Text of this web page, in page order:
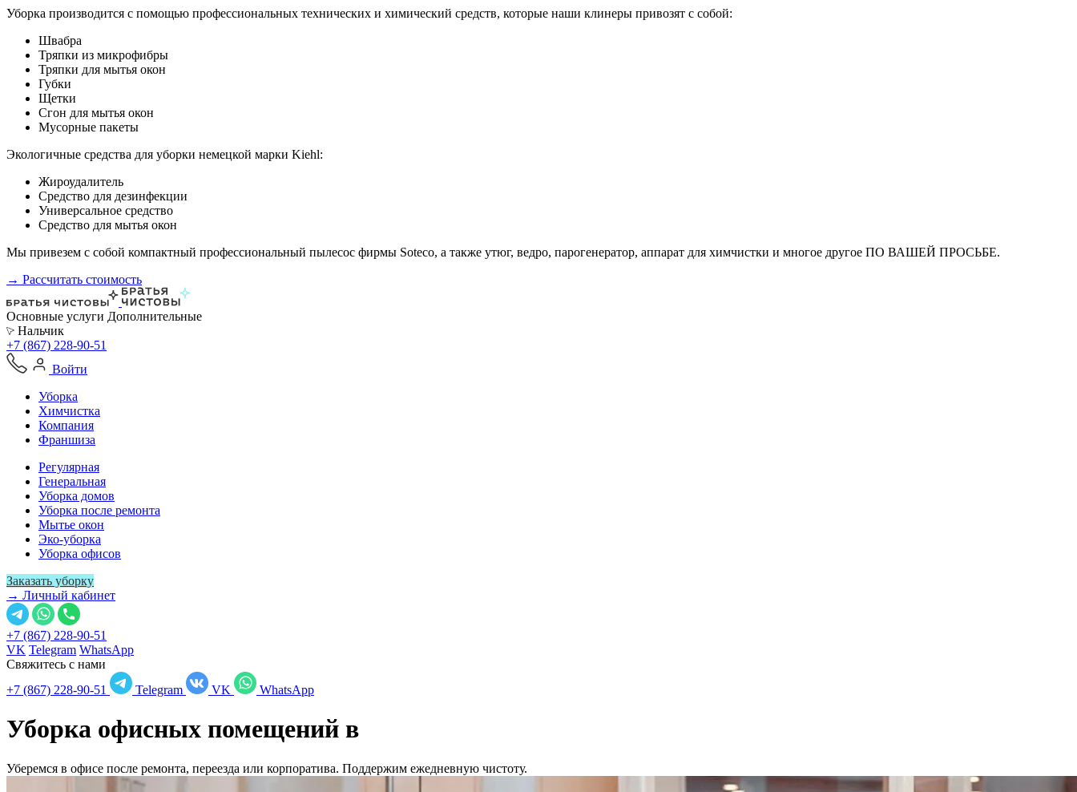
Уборка производится с помощью профессиональных технических и химический средств, которые наши клинеры привозят с собой:
Швабра
Тряпки из микрофибры
Тряпки для мытья окон
Губки
Щетки
Сгон для мытья окон
Мусорные пакеты
Экологичные средства для уборки немецкой марки Kiehl:
Жироудалитель
Средство для дезинфекции
Универсальное средство
Средство для мытья окон
Мы привезем с собой компактный профессиональный пылесос фирмы Soteco, а также утюг, ведро, парогенератор, аппарат для химчистки и многое другое ПО ВАШЕЙ ПРОСЬБЕ.
→ Рассчитать стоимость
Основные услуги Дополнительные
Нальчик
+7 (867) 228-90-51
Войти
Уборка
Химчистка
Компания
Франшиза
Регулярная
Генеральная
Уборка домов
Уборка после ремонта
Мытье окон
Эко-уборка
Уборка офисов
Заказать уборку
→ Личный кабинет
+7 (867) 228-90-51
VK Telegram WhatsApp
Свяжитесь с нами
+7 (867) 228-90-51
Telegram VK WhatsApp
Уборка офисных помещений в
Уберемся в офисе после ремонта, переезда или корпоратива. Поддержим ежедневную чистоту.